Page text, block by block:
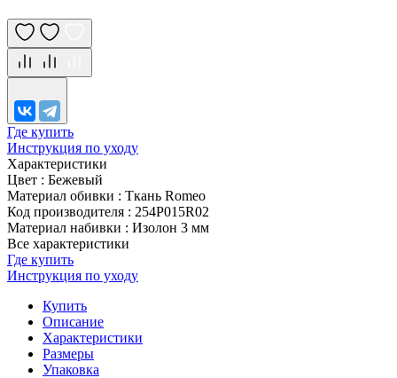
Где купить
Инструкция по уходу
Характеристики
Цвет : Бежевый
Материал обивки : Ткань Romeo
Код производителя : 254P015R02
Материал набивки : Изолон 3 мм
Все характеристики
Где купить
Инструкция по уходу
Купить
Описание
Характеристики
Размеры
Упаковка